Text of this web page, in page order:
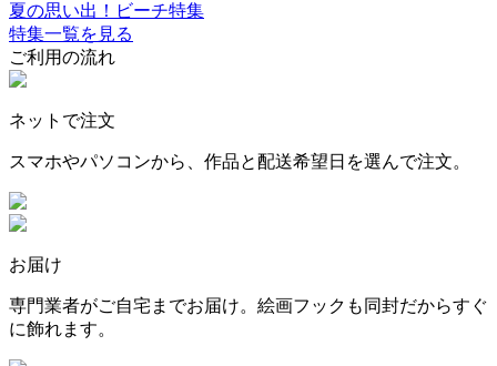
夏の思い出！ビーチ特集
特集一覧を見る
ご利用の流れ
ネットで注文
スマホやパソコンから、作品と配送希望日を選んで注文。
お届け
専門業者がご自宅までお届け。絵画フックも同封だからすぐ
に飾れます。